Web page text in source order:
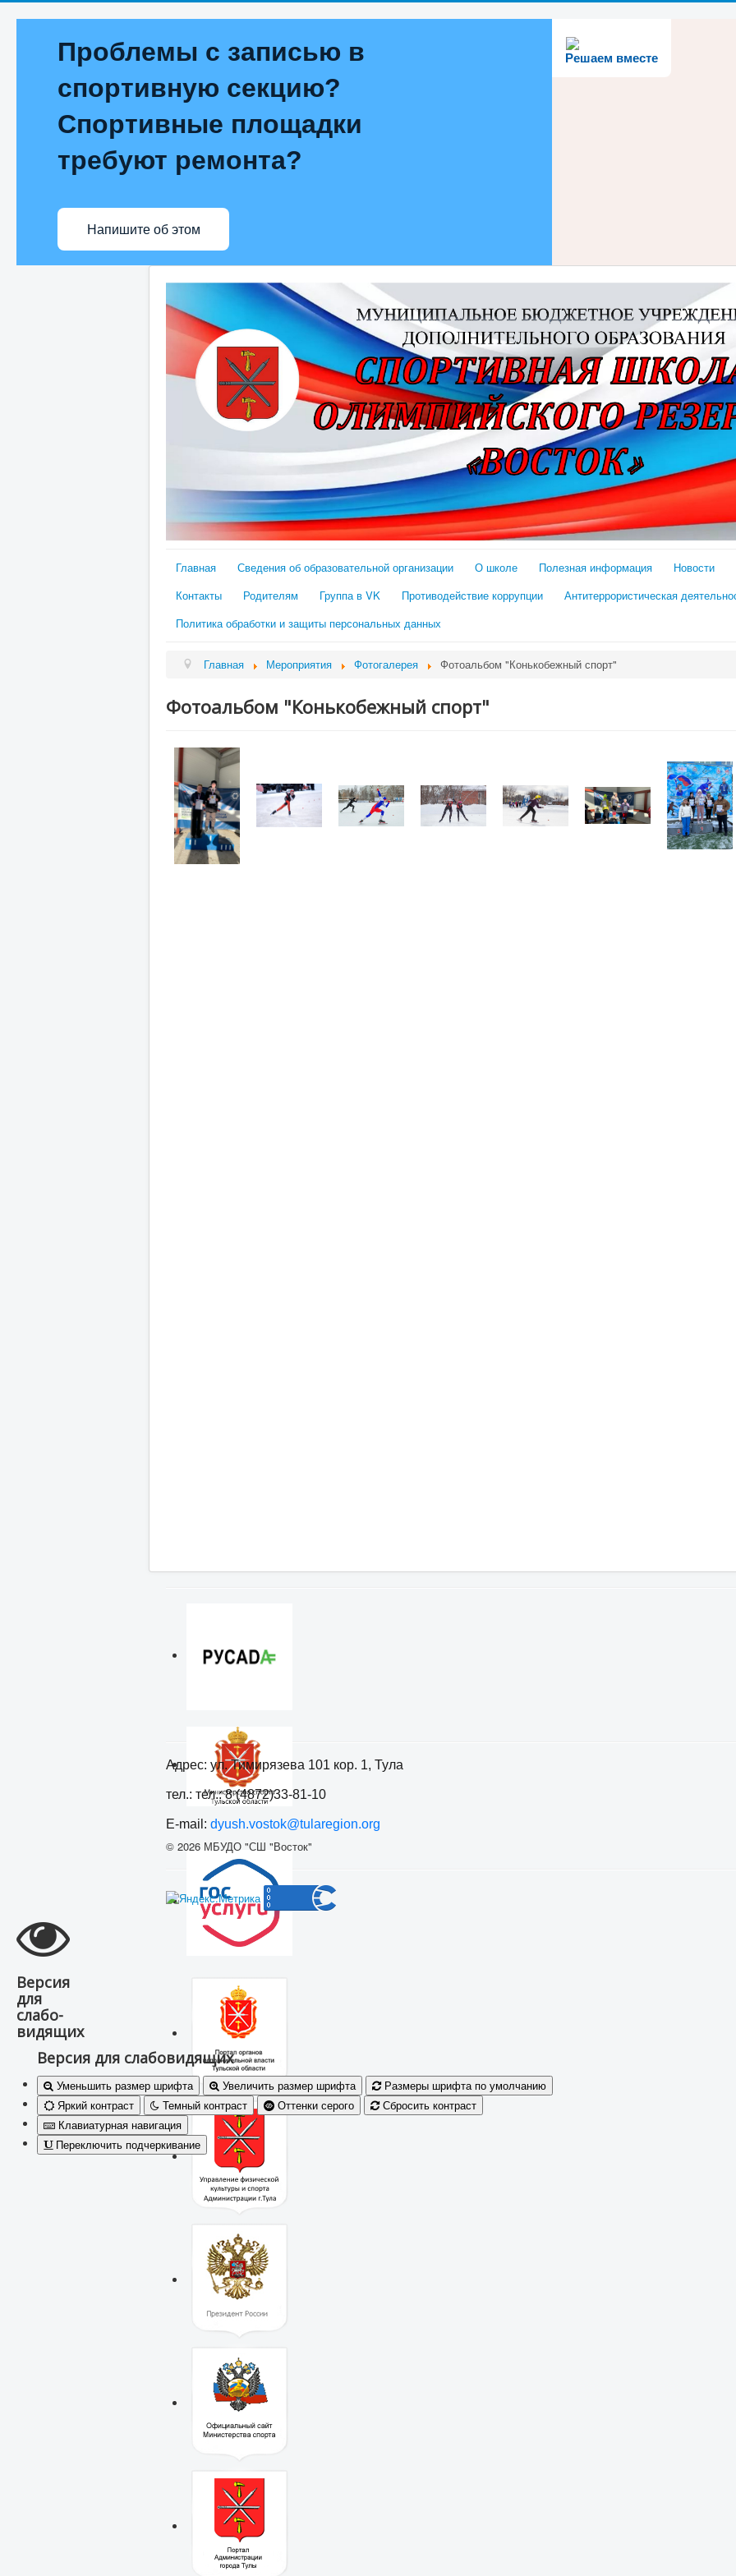
Решаем вместе
Проблемы с записью в
спортивную секцию?
Спортивные площадки
требуют ремонта?
Напишите об этом
Главная Сведения об образовательной организации О школе Полезная информация Новости
Контакты
Родителям Группа в VK Противодействие коррупции Антитеррористическая
Политика обработки и защиты персональных данных
Главная Мероприятия Фотогалерея Фотоальбом "Конькобежный спорт"
Фотоальбом "Конькобежный спорт"
Адрес: ул. Тимирязева 101 кор. 1, Тула
тел.: тел.: 8 (4872)33-81-10
E-mail: dyush.vostok@tularegion.org
© 2026 МБУДО "СШ "Восток"
Версия
для
слабо-
видящих
Версия для слабовидящих
Уменьшить размер шрифта Увеличить размер шрифта
Размеры шрифта по умолчанию
Яркий контраст
Темный контраст Оттенки серого
Сбросить контраст
Клавиатурная навигация
Переключить подчеркивание